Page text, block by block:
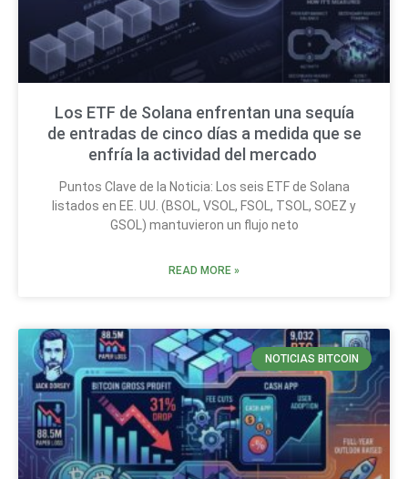
Los ETF de Solana enfrentan una sequía
de entradas de cinco días a medida que se
enfría la actividad del mercado
Puntos Clave de la Noticia: Los seis ETF de Solana
listados en EE. UU. (BSOL, VSOL, FSOL, TSOL, SOEZ y
GSOL) mantuvieron un flujo neto
READ MORE »
NOTICIAS BITCOIN